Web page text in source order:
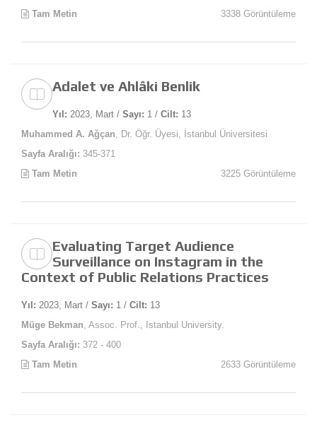
Tam Metin
3338 Görüntüleme
Adalet ve Ahlâki Benlik
Yıl: 2023, Mart / Sayı: 1 / Cilt: 13
Muhammed A. Ağçan , Dr. Öğr. Üyesi, İstanbul Üniversitesi
Sayfa Aralığı: 345-371
Tam Metin
3225 Görüntüleme
Evaluating Target Audience
Surveillance on Instagram in the
Context of Public Relations Practices
Yıl: 2023, Mart / Sayı: 1 / Cilt: 13
Müge Bekman , Assoc. Prof., Istanbul University.
Sayfa Aralığı: 372 - 400
Tam Metin
2633 Görüntüleme